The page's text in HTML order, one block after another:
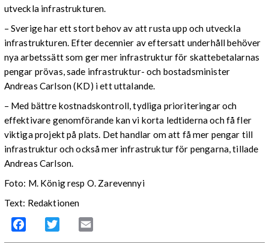
utveckla infrastrukturen.
– Sverige har ett stort behov av att rusta upp och utveckla
infrastrukturen. Efter decennier av eftersatt underhåll behöver
nya arbetssätt som ger mer infrastruktur för skattebetalarnas
pengar prövas, sade infrastruktur- och bostadsminister
Andreas Carlson (KD) i ett uttalande.
– Med bättre kostnadskontroll, tydliga prioriteringar och
effektivare genomförande kan vi korta ledtiderna och få fler
viktiga projekt på plats. Det handlar om att få mer pengar till
infrastruktur och också mer infrastruktur för pengarna, tillade
Andreas Carlson.
Foto: M. König resp O. Zarevennyi
Text: Redaktionen
Facebook Twitter